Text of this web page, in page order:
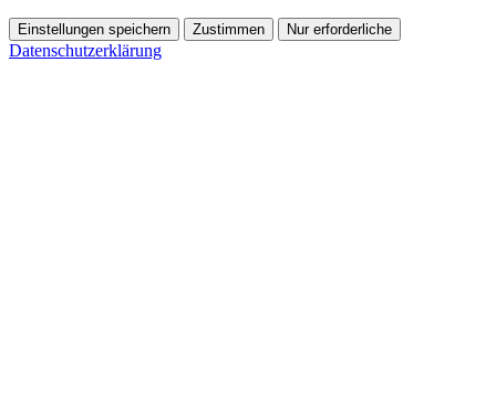
Einstellungen speichern Zustimmen Nur erforderliche
Datenschutzerklärung